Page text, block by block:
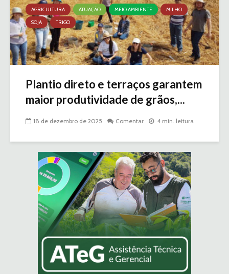
AGRICULTURA ATUAÇÃO MEIO AMBIENTE
MILHO
SOJA
TRIGO
Plantio direto e terraços garantem
maior produtividade de grãos,...
18 de dezembro de 2025 Comentar 4 min. leitura